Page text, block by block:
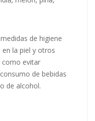
de higiene
la piel y otros
como evitar
de bebidas
de alcohol.